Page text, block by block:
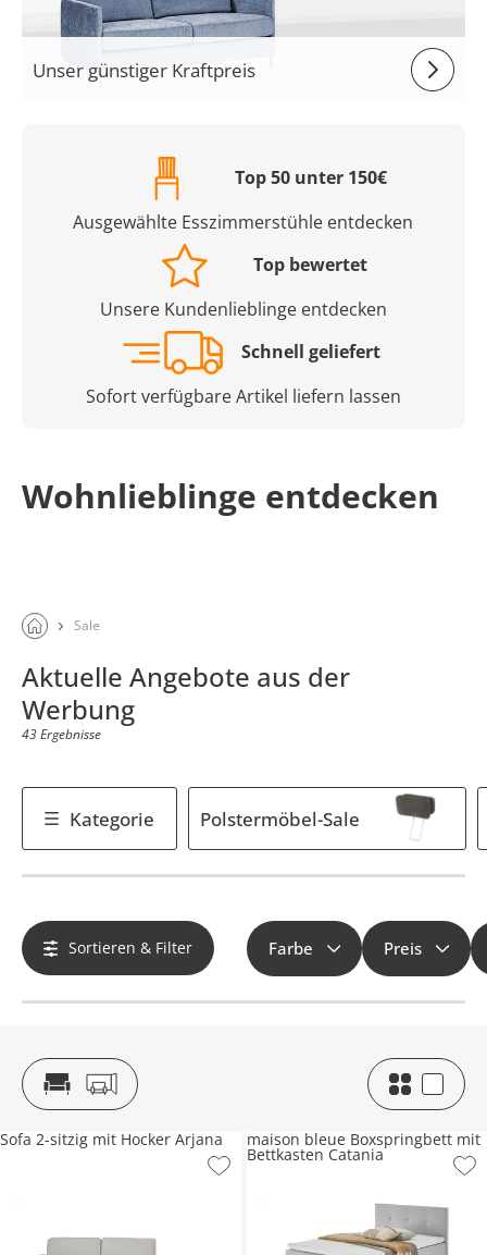
Unser günstiger Kraftpreis
Top 50 unter 150€
Ausgewählte Esszimmerstühle entdecken
Top bewertet
Unsere Kundenlieblinge entdecken
Schnell geliefert
Sofort verfügbare Artikel liefern lassen
Wohnlieblinge entdecken
Sale
Aktuelle Angebote aus der
Werbung
43 Ergebnisse
Kategorie Polstermöbel-Sale
Sortieren & Filter Farbe Preis
Sofa 2-sitzig mit Hocker Arjana maison bleue Boxspringbett mit
Bettkasten Catania